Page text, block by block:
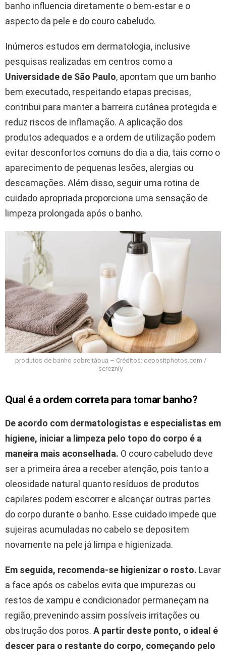
banho influencia diretamente o bem-estar e o
aspecto da pele e do couro cabeludo.
Inúmeros estudos em dermatologia, inclusive
pesquisas realizadas em centros como a
Universidade de São Paulo, apontam que um banho
bem executado, respeitando etapas precisas,
contribui para manter a barreira cutânea protegida e
reduz riscos de inflamação. A aplicação dos
produtos adequados e a ordem de utilização podem
evitar desconfortos comuns do dia a dia, tais como o
aparecimento de pequenas lesões, alergias ou
descamações. Além disso, seguir uma rotina de
cuidado apropriada proporciona uma sensação de
limpeza prolongada após o banho.
produtos de banho sobre tábua – Créditos: depositphotos.com /
serezniy
Qual é a ordem correta para tomar banho?
De acordo com dermatologistas e especialistas em
higiene, iniciar a limpeza pelo topo do corpo é a
maneira mais aconselhada. O couro cabeludo deve
ser a primeira área a receber atenção, pois tanto a
oleosidade natural quanto resíduos de produtos
capilares podem escorrer e alcançar outras partes
do corpo durante o banho. Esse cuidado impede que
sujeiras acumuladas no cabelo se depositem
novamente na pele já limpa e higienizada.
Em seguida, recomenda-se higienizar o rosto. Lavar
a face após os cabelos evita que impurezas ou
restos de xampu e condicionador permaneçam na
região, prevenindo assim possíveis irritações ou
obstrução dos poros. A partir deste ponto, o ideal é
descer para o restante do corpo, começando pelo